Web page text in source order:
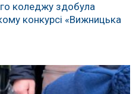
коледжу здобула
конкурсі «Вижницька